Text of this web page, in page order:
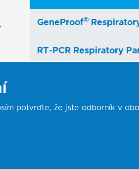
GeneProof®
RT-PCR Respiratory
Flu
GeneProof®
potvrďte, že jste odborník v